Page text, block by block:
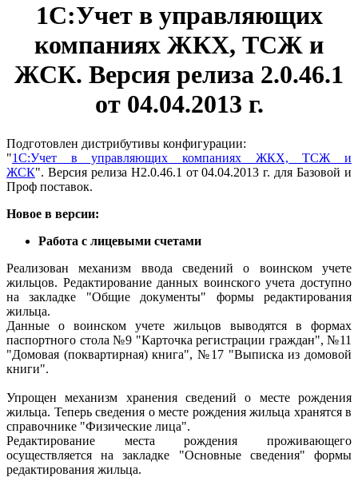
1С:Учет в управляющих
компаниях ЖКХ, ТСЖ и
ЖСК. Версия релиза 2.0.46.1
от 04.04.2013 г.
Подготовлен дистрибутивы конфигурации:
"1С:Учет в управляющих компаниях ЖКХ, ТСЖ и
ЖСК". Версия релиза Н2.0.46.1 от 04.04.2013 г. для Базовой и
Проф поставок.
Новое в версии:
Работа с лицевыми счетами
Реализован механизм ввода сведений о воинском учете
жильцов. Редактирование данных воинского учета доступно
на закладке "Общие документы" формы редактирования
жильца.
Данные о воинском учете жильцов выводятся в формах
паспортного стола №9 "Карточка регистрации граждан", №11
"Домовая (поквартирная) книга", №17 "Выписка из домовой
книги".
Упрощен механизм хранения сведений о месте рождения
жильца. Теперь сведения о месте рождения жильца хранятся в
справочнике "Физические лица".
Редактирование места рождения проживающего
осуществляется на закладке "Основные сведения" формы
редактирования жильца.